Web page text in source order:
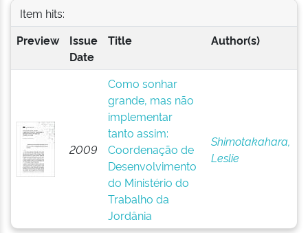
Item hits:
Preview
Issue
Date
Title Author(s)
2009
Como sonhar
grande, mas não
implementar
tanto assim:
Coordenação de
Desenvolvimento
do Ministério do
Trabalho da
Jordânia
Shimotakahara,
Leslie